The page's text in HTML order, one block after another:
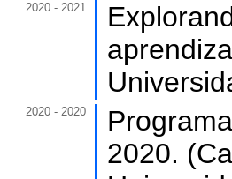
2020 - 2021
2020 - 2020
2020.